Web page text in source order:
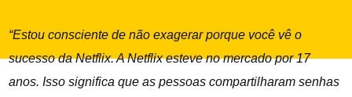
“Estou consciente de não exagerar porque você vê o
sucesso da Netflix. A Netflix esteve no mercado por 17
anos. Isso significa que as pessoas compartilharam senhas